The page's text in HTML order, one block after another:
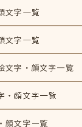
文字一覧
文字一覧
文字・顔文字一覧
・顔文字一覧
顔文字一覧